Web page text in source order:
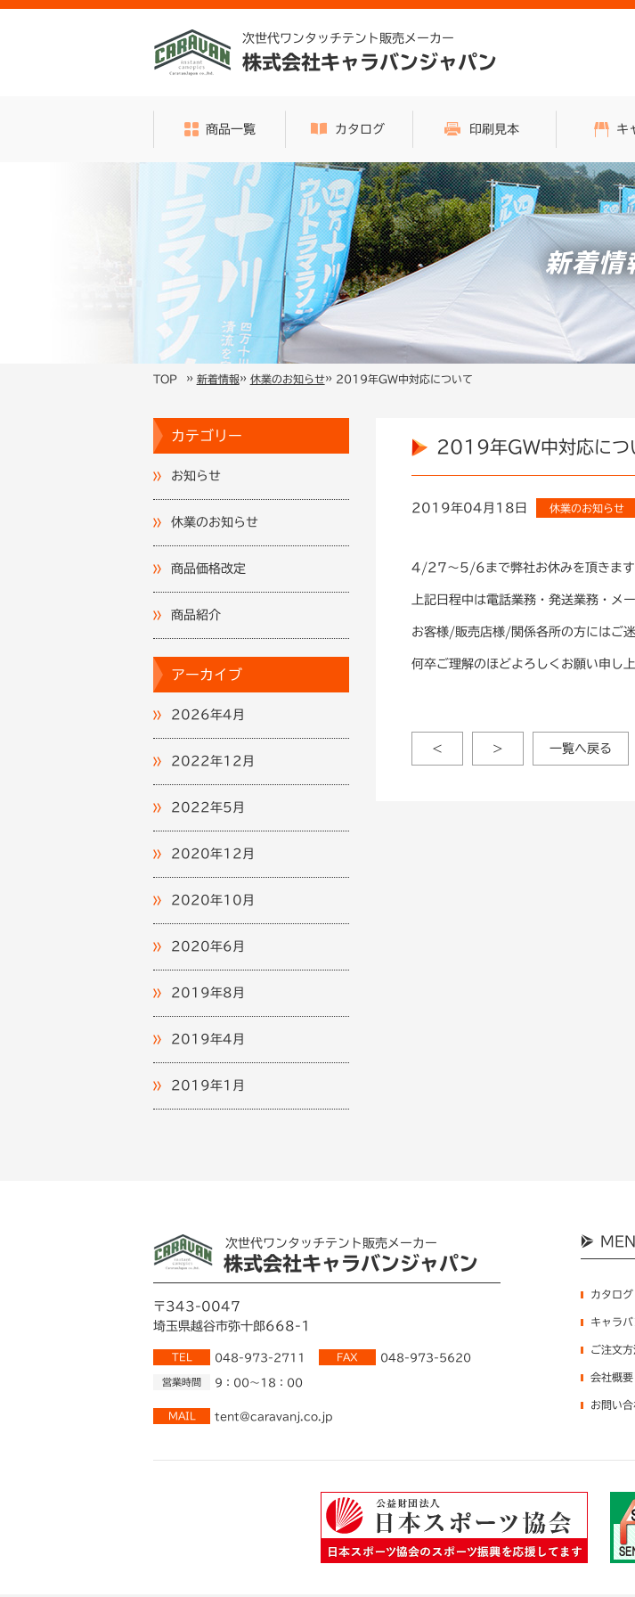
次世代ワンタッチテント販売メーカー
株式会社キャラバンジャパン
商品一覧 カタログ 印刷見本 キ
新着情
TOP » 新着情報» 休業のお知らせ» 2019年GW中対応について
カテゴリー
お知らせ
休業のお知らせ
商品価格改定
商品紹介
アーカイブ
2026年4月
2022年12月
2022年5月
2020年12月
2020年10月
2020年6月
2019年8月
2019年4月
2019年1月
2019年GW中対応につ
2019年04月18日 休業のお知らせ
4/27～5/6まで弊社お休みを頂きます
上記日程中は電話業務・発送業務・メ
お客様/販売店様/関係各所の方にはご
何卒ご理解のほどよろしくお願い申し上
< > 一覧へ戻る
次世代ワンタッチテント販売メーカー
株式会社キャラバンジャパン
〒343-0047
埼玉県越谷市弥十郎668-1
TEL 048-973-2711 FAX 048-973-5620
営業時間 9：00～18：00
MAIL tent@caravanj.co.jp
カタログ
キャラ
ご注文方
会社概要
お問い